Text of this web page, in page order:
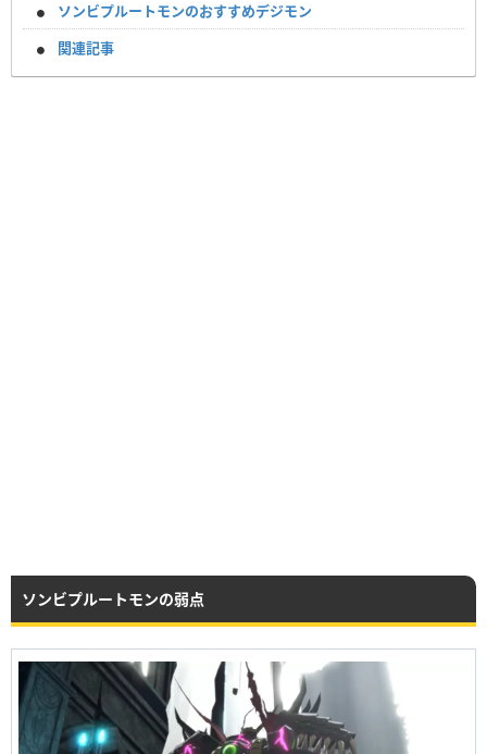
ソンビプルートモンのおすすめデジモン
関連記事
ソンビプルートモンの弱点